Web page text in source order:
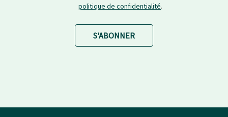
politique de confidentialité.
S'ABONNER